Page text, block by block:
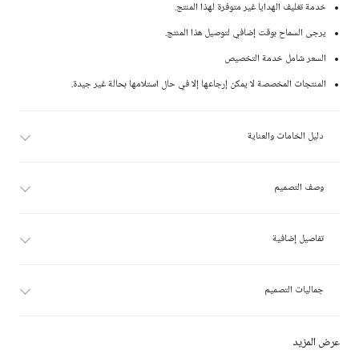
عرض المزيد
خدمة تغليف الهدايا غير متوفرة لهذا المنتج.
يرجى السماح بوقت إضافي لتوصيل هذا المنتج.
السعر شامل خدمة التخصيص
المنتجات المخصصة لا يمكن إرجاعها إلا في حال استلامها بحالة غير جيدة.
دليل الخامات والعناية
وصف التصميم
تفاصيل إضافية
جماليات التصميم